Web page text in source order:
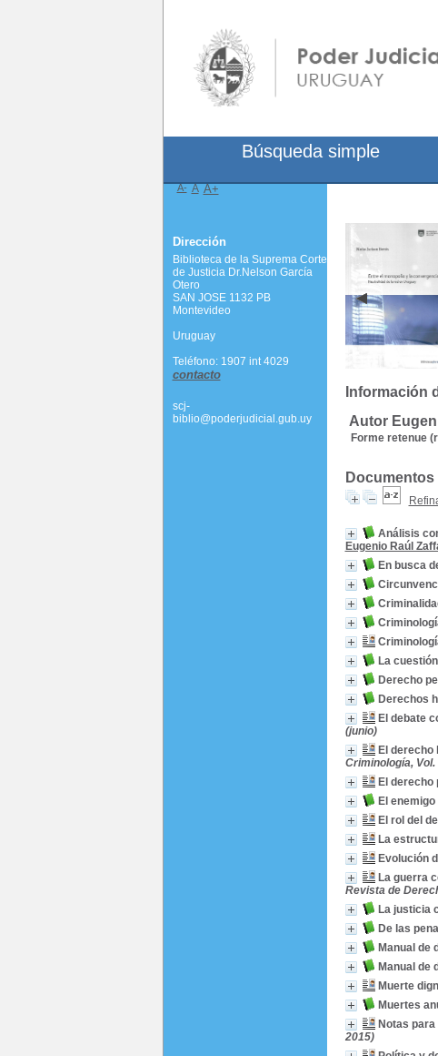
Información
Autor
Forme retenue
Análisis
Eugenio Raúl
En busca
La
Derecho
Derechos
El debate
(junio)
El
Criminología, Vol.
El derecho
El
El rol del
La
Evolución
La guerra
Revista de
La justicia
De las
Manual de
Manual de
Muerte
Muertes
Notas
2015)
Búsqueda simple
A- A A+
Dirección
Biblioteca de la Suprema Corte
de Justicia Dr.Nelson García
Otero
SAN JOSE 1132 PB
Montevideo
Uruguay
Teléfono: 1907 int 4029
contacto
scj-
biblio@poderjudicial.gub.uy